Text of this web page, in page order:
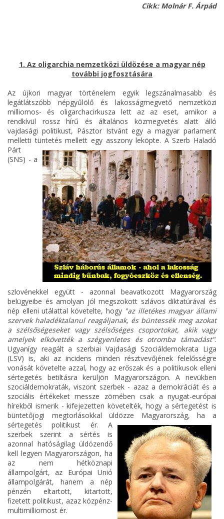
Cikk: Molnár F. Árpád
1. Az oligarchia nemzetközi üldözése a magyar nép
további jogfosztására
Az újkori magyar történelem egyik legszánalmasabb és
legátlátszóbb népgyűlölő és lakosságmegvető nemzetközi
milliomos- és oligarchacirkusza lett az az eset, amikor a
rendkívül rossz hírű és általános közmegvetés alatt álló
vajdasági politikust, Pásztor Istvánt egy a magyar parlament
melletti tüntetés mellett egy asszony leköpte. ASzerb Haladó
Párt
(SNS) - a
szlovénekkel együtt - azonnal beavatkozott Magyarország
belügyeibe és amolyan jól megszokott szlávos diktatúrával és
nép elleni utálattal követelte, hogy "az illetékes magyar állami
szervek haladéktalanul reagáljanak, és büntessék meg azokat
a szélsőségeseket vagy szélsőséges csoportokat, akik vagy
amelyek elkövették a szégyenletes és otromba támadást".
Ugyanígy reagált a szerbiai Vajdasági Szociáldemokrata Liga
(LSV) is, aki az incidens minden résztvevőjének felelősségre
vonását követelte azzal, hogy az erőszak és a politikusok elleni
sértegetés betiltásra kerüljön Magyarországon. A nevükben
szociáldemokraták, viszont szerbek - azaz a demokráciát és a
szociális értékeket messze zömében csak a nyugat-európai
hírekből ismerik - kifejezetten követelték, hogy a sértegetést is
büntetőjogi megtorlásokkal üldözze Magyarország, ha a
sértegetés politikust ér. A
szerbek szerint a sértés is
azonnal hatóságilag üldözendő
kell legyen Magyarországon, ha
az nem hétköznapi
állampolgárt, az Európai Unió
állampolgárát, hanem a nép
pénzén eltartott, kitartott,
fizetett politikust, azaz közpénz-
multimilliomost ér.